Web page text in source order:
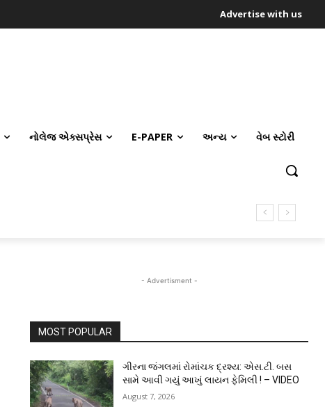
Advertise with us
નોલેજ એક્સપ્રેસ E-PAPER અન્ય વેબ સ્ટોરી
- Advertisment -
MOST POPULAR
ગીરના જંગલમાં રોમાંચક દ્રશ્ય: એસ.ટી. બસ
સામે આવી ગયું આખું લાયન ફેમિલી ! – VIDEO
August 7, 2026